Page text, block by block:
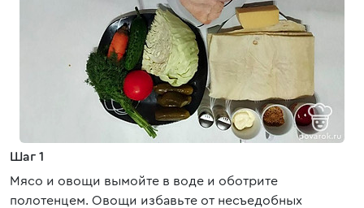
Шаг 1
Мясо и овощи вымойте в воде и оботрите
полотенцем. Овощи избавьте от несъедобных